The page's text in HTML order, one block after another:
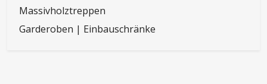
Massivholztreppen
Garderoben | Einbauschränke